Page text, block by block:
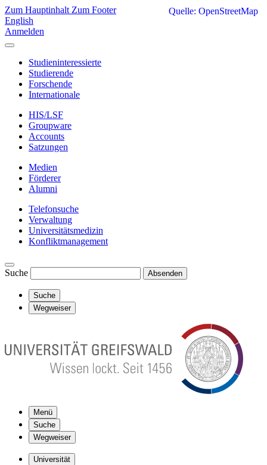
Zum Hauptinhalt Zum Footer
English
Anmelden
Studieninteressierte
Studierende
Forschende
Internationale
HIS/LSF
Groupware
Accounts
Satzungen
Medien
Förderer
Alumni
Telefonsuche
Verwaltung
Universitätsmedizin
Konfliktmanagement
Suche Absenden
Suche
Wegweiser
Menü
Suche
Wegweiser
Universität
Quelle: OpenStreetMap